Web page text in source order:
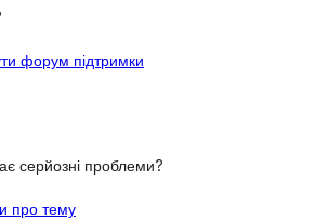
форум підтримки
серйозні проблеми?
про тему